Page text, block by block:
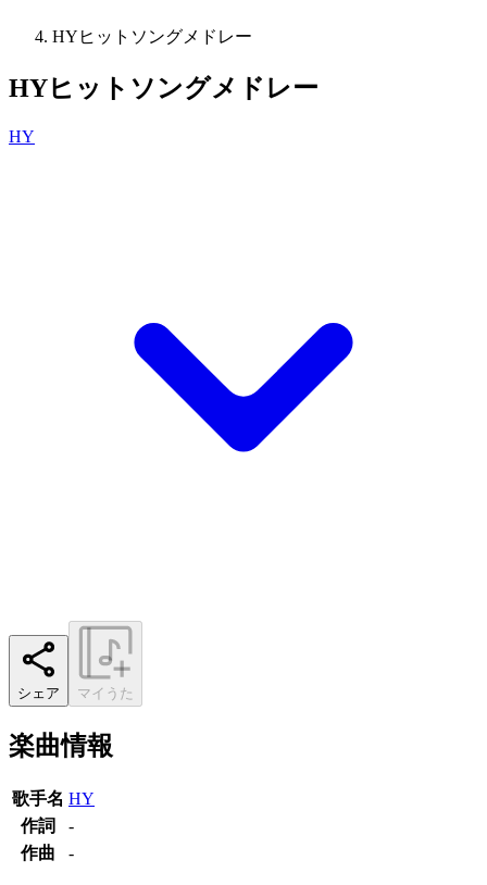
HYヒットソングメドレー
HYヒットソングメドレー
HY
シェア マイうた
楽曲情報
歌手名 HY
作詞
-
作曲
-